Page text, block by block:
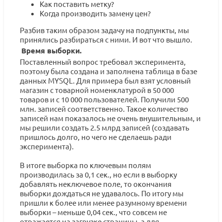
Как поставить метку?
Когда производить замену цен?
Разбив таким образом задачу на подпункты, мы
принялись разбираться с ними. И вот что вышло.
Время выборки.
Поставленный вопрос требовал эксперимента,
поэтому была создана и заполнена таблица в базе
данных MYSQL. Для примера был взят условный
магазин с товарной номенклатурой в 50 000
товаров и с 10 000 пользователей. Получили 500
млн. записей соответственно. Такое количество
записей нам показалось не очень внушительным, и
мы решили создать 2.5 млрд записей (создавать
пришлось долго, но чего не сделаешь ради
эксперимента).
В итоге выборка по ключевым полям
производилась за 0,1 сек., но если в выборку
добавлять неключевое поле, то окончания
выборки дождаться не удавалось. По итогу мы
пришли к более или менее разумному времени
выборки – меньше 0,04 сек., что совсем не